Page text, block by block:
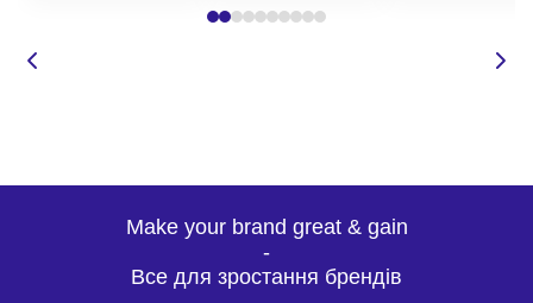
Make your brand great & gain
-
Все для зростання брендів